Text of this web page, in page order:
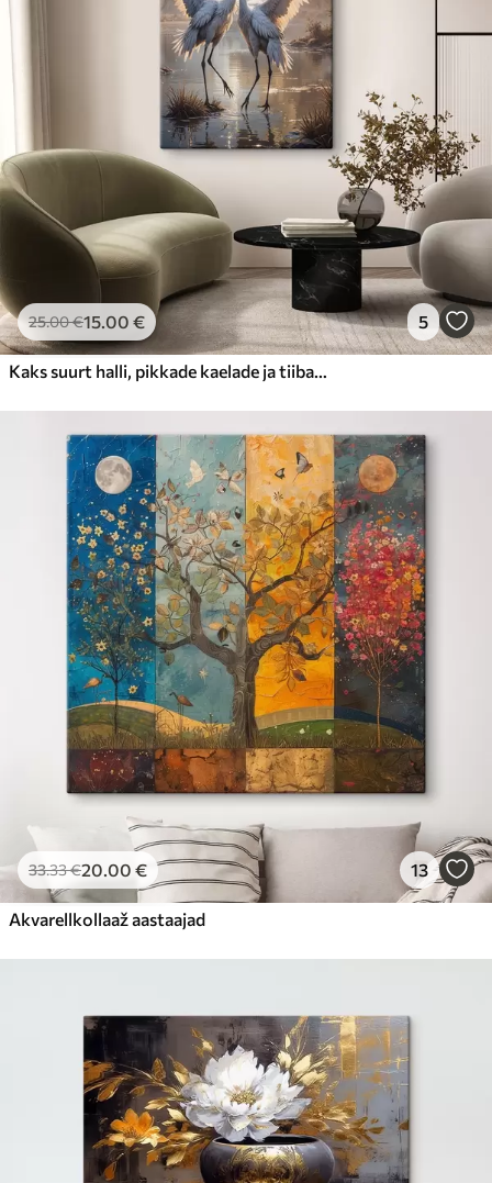
25.00€15.00 € 5
Kaks suurt halli, pikkade kaelade ja tiibadega kraanat, mis seisavad puudest ümbritsetud udujärves
33.33€20.00 € 13
Akvarellkollaaž aastaajad